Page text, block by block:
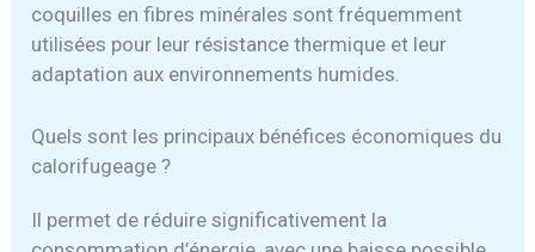
coquilles en fibres minérales sont fréquemment
utilisées pour leur résistance thermique et leur
adaptation aux environnements humides.
Quels sont les principaux bénéfices économiques du
calorifugeage ?
Il permet de réduire significativement la